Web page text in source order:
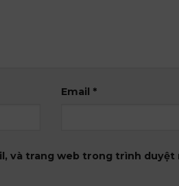
Email *
và trang web trong trình duyệt